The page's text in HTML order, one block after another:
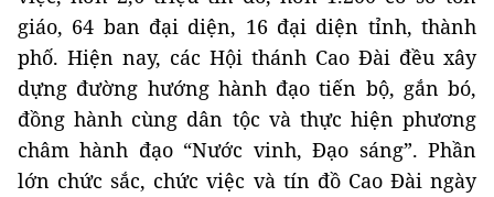
giáo, 64 ban đại diện, 16 đại diện tỉnh, thành
phố. Hiện nay, các Hội thánh Cao Đài đều xây
dựng đường hướng hành đạo tiến bộ, gắn bó,
đồng hành cùng dân tộc và thực hiện phương
châm hành đạo “Nước vinh, Đạo sáng”. Phần
lớn chức sắc, chức việc và tín đồ Cao Đài ngày